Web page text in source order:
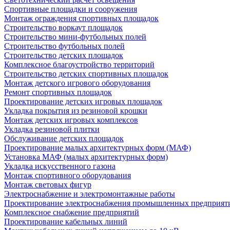
Спортивные площадки и сооружения
Монтаж ограждения спортивных площадок
Строительство воркаут площадок
Строительство мини-футбольных полей
Строительство футбольных полей
Строительство детских площадок
Комплексное благоустройство территорий
Строительство детских спортивных площадок
Монтаж детского игрового оборудования
Ремонт спортивных площадок
Проектирование детских игровых площадок
Укладка покрытия из резиновой крошки
Монтаж детских игровых комплексов
Укладка резиновой плитки
Обслуживание детских площадок
Проектирование малых архитектурных форм (МАФ)
Установка МАФ (малых архитектурных форм)
Укладка искусственного газона
Монтаж спортивного оборудования
Монтаж световых фигур
Электроснабжение и электромонтажные работы
Проектирование электроснабжения промышленных
Комплексное снабжение предприятий
Проектирование кабельных линий